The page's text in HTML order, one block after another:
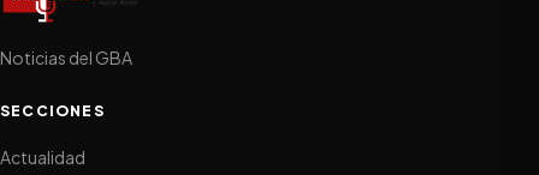
Noticias del GBA
SECCIONES
Actualidad